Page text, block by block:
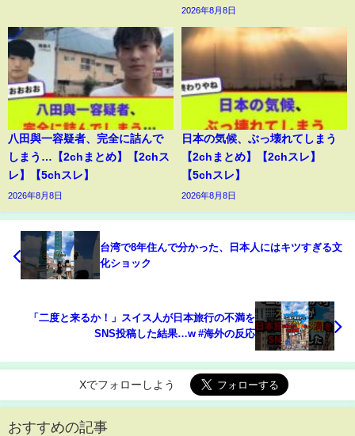
2026年8月8日
八田與一容疑者、完全に詰んで
しまう…【2chまとめ】【2chス
レ】【5chスレ】
2026年8月8日
日本の気候、ぶっ壊れてしまう
【2chまとめ】【2chスレ】
【5chスレ】
2026年8月8日
台湾で8年住んで分かった、日本人にはキツすぎる文
化ショック
「二度と来るか！」スイス人が日本旅行の不満を
SNS投稿した結果…w #海外の反応
Xでフォローしよう
おすすめの記事